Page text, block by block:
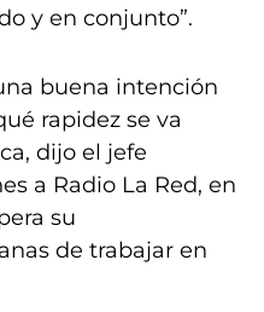
y en conjunto”.
buena intención
rapidez se va
dijo el jefe
a Radio La Red, en
su
de trabajar en